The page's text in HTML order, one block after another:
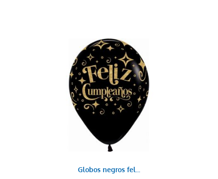
Globos negros fel...